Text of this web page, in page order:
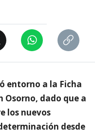
entorno a la Ficha
Osorno, dado que a
los nuevos
desde